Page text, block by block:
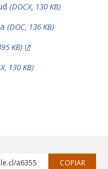
(DOCX, 130 KB)
(DOC, 136 KB)
KB)
130 KB)
a6355 COPIAR